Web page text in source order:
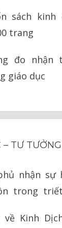
sách kinh
trang
đo nhận
giáo dục
– TƯ TƯỞNG
nhận sự
trong
về Kinh